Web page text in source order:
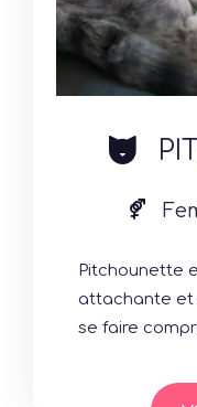
cat
Pitchounette
attachante et
se faire